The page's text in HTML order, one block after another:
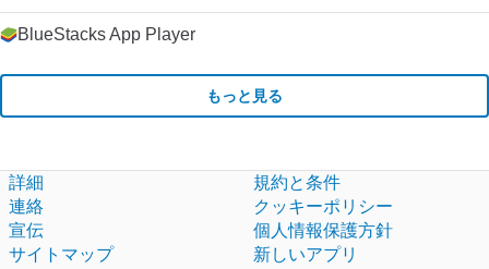
BlueStacks App Player
もっと見る
詳細
連絡
宣伝
サイトマップ
規約と条件
クッキーポリシー
個人情報保護方針
新しいアプリ